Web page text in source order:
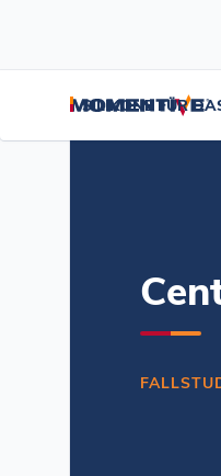
SILIKONE FÜR
Startseite Ressourcen